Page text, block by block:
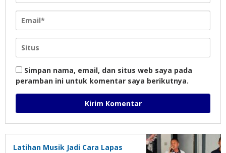
Simpan nama, email, dan situs web saya pada
peramban ini untuk komentar saya berikutnya.
Latihan Musik Jadi Cara Lapas